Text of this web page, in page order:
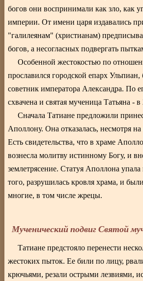
богов они воспринимали как зло, как
империи. От имени царя издавались
"галилеянам" (христианам)
богов, а несогласных подвергать
Особенной жестокостью по
прославился городской епарх
советник императора Александра. По
схвачена и святая мученица Татьяна - в
Сначала Татиане предложили
Аполлону. Она отказалась, несмотря
Есть свидетельства, что в храме
вознесла молитву истинному Богу, и
землетрясение. Статуя Аполлона
того, разрушилась кровля храма, и
многие, в том числе жрецы.
Мученический подвиг Святой
Татиане предстояло перенести
жестоких пыток. Ее били по лицу,
крючьями, резали острыми лезвиями,